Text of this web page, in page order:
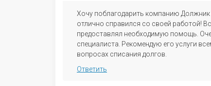
Хочу поблагодарить компанию Должник
отлично справился со своей работой!
предоставлял необходимую помощь.
специалиста. Рекомендую его услуги
вопросах списания долгов.
Ответить